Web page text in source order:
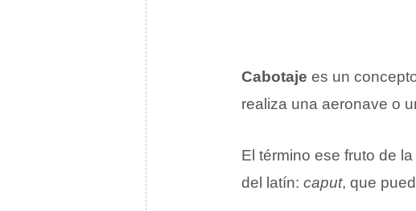
Cabotaje es un
realiza una aeronave o
El término ese fruto de
del latín: caput, que